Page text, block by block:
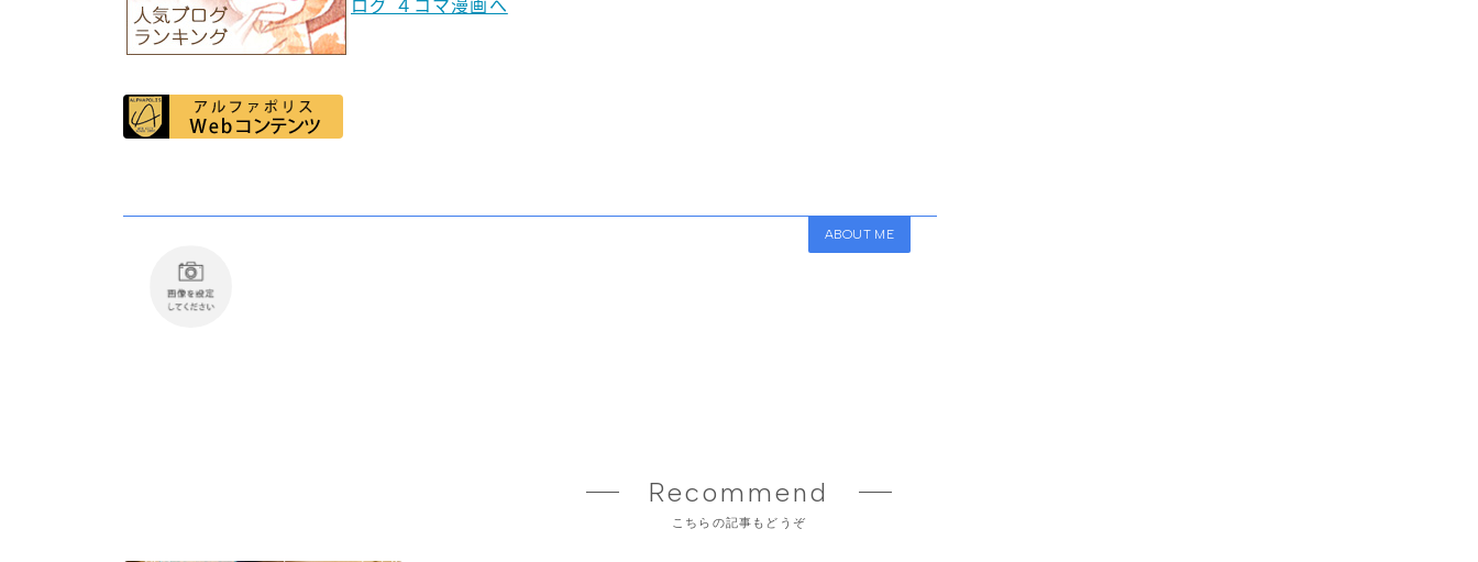
ABOUT ME
Recommend
こちらの記事もどうぞ